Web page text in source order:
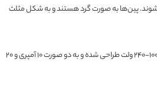
پین‌ها به صورت گرد هستند و به شکل مثلث
دوشاخه و پریز نوع N برای ولتاژهای 100-240 ولت طراحی شده و به دو صورت 10 آمپری و 20